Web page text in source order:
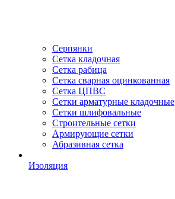
Серпянки
Сетка кладочная
Сетка рабица
Сетка сварная оцинкованная
Сетка ЦПВС
Сетки арматурные кладочные
Сетки шлифовальные
Строительные сетки
Армирующие сетки
Абразивная сетка
Изоляция